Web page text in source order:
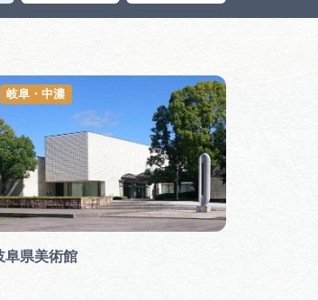
載 サイトポリシー
阜県美術館
岐阜・中濃